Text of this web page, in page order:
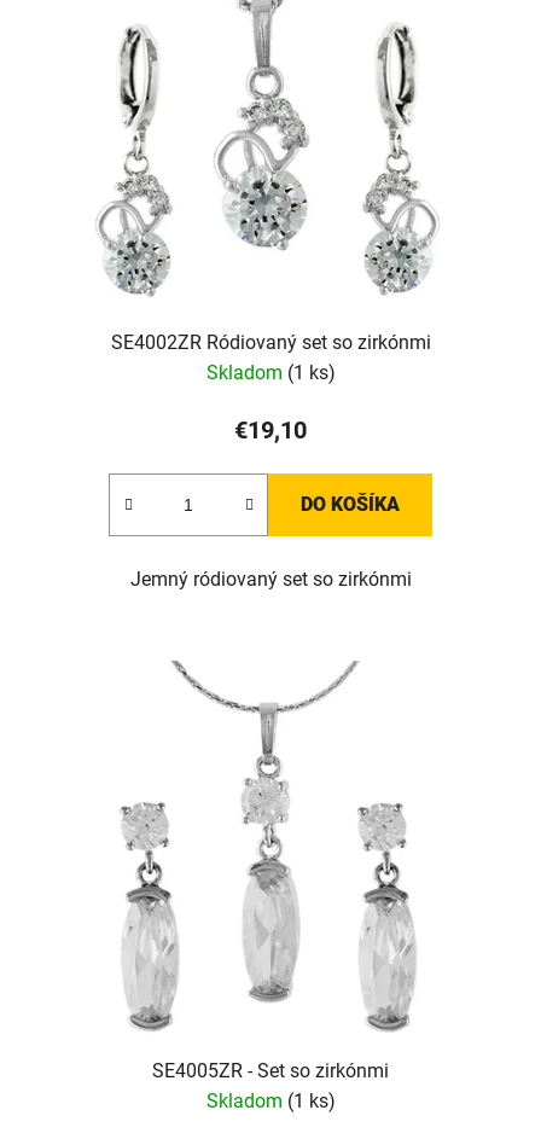
SE4002ZR Ródiovaný set so zirkónmi
Skladom (1 ks)
€19,10
DO KOŠÍKA
Jemný ródiovaný set so zirkónmi
SE4005ZR - Set so zirkónmi
Skladom (1 ks)